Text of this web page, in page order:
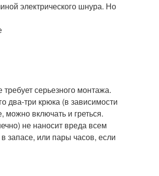
электрического шнура. Но
серьезного монтажа.
два-три крюка (в зависимости
включать и греться.
не наносит вреда всем
запасе, или пары часов, если